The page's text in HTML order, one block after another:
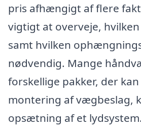
pris afhængigt af flere
vigtigt at overveje,
samt hvilken
nødvendig. Mange
forskellige pakker, der
montering af vægbeslag,
opsætning af et